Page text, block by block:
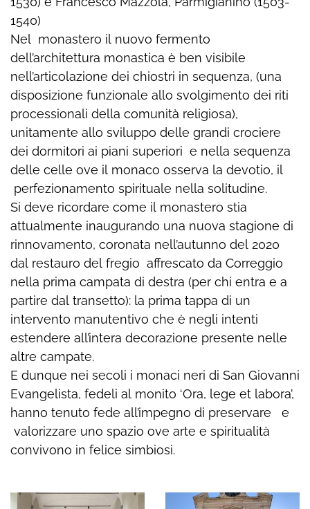
1540)
Nel monastero il nuovo fermento
dell’architettura monastica è ben visibile
nell’articolazione dei chiostri in sequenza, (una
disposizione funzionale allo svolgimento dei riti
processionali della comunità religiosa),
unitamente allo sviluppo delle grandi crociere
dei dormitori ai piani superiori e nella sequenza
delle celle ove il monaco osserva la devotio, il
perfezionamento spirituale nella solitudine.
Si deve ricordare come il monastero stia
attualmente inaugurando una nuova stagione di
rinnovamento, coronata nell’autunno del 2020
dal restauro del fregio affrescato da Correggio
nella prima campata di destra (per chi entra e a
partire dal transetto): la prima tappa di un
intervento manutentivo che è negli intenti
estendere all’intera decorazione presente nelle
altre campate.
E dunque nei secoli i monaci neri di San Giovanni
Evangelista, fedeli al monito ‘Ora, lege et labora’,
hanno tenuto fede all’impegno di preservare e
valorizzare uno spazio ove arte e spiritualità
convivono in felice simbiosi.